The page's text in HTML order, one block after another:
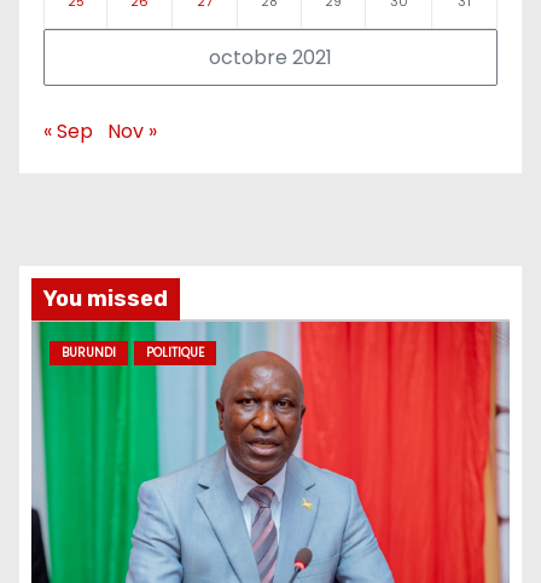
octobre 2021
« Sep Nov »
You missed
BURUNDI POLITIQUE